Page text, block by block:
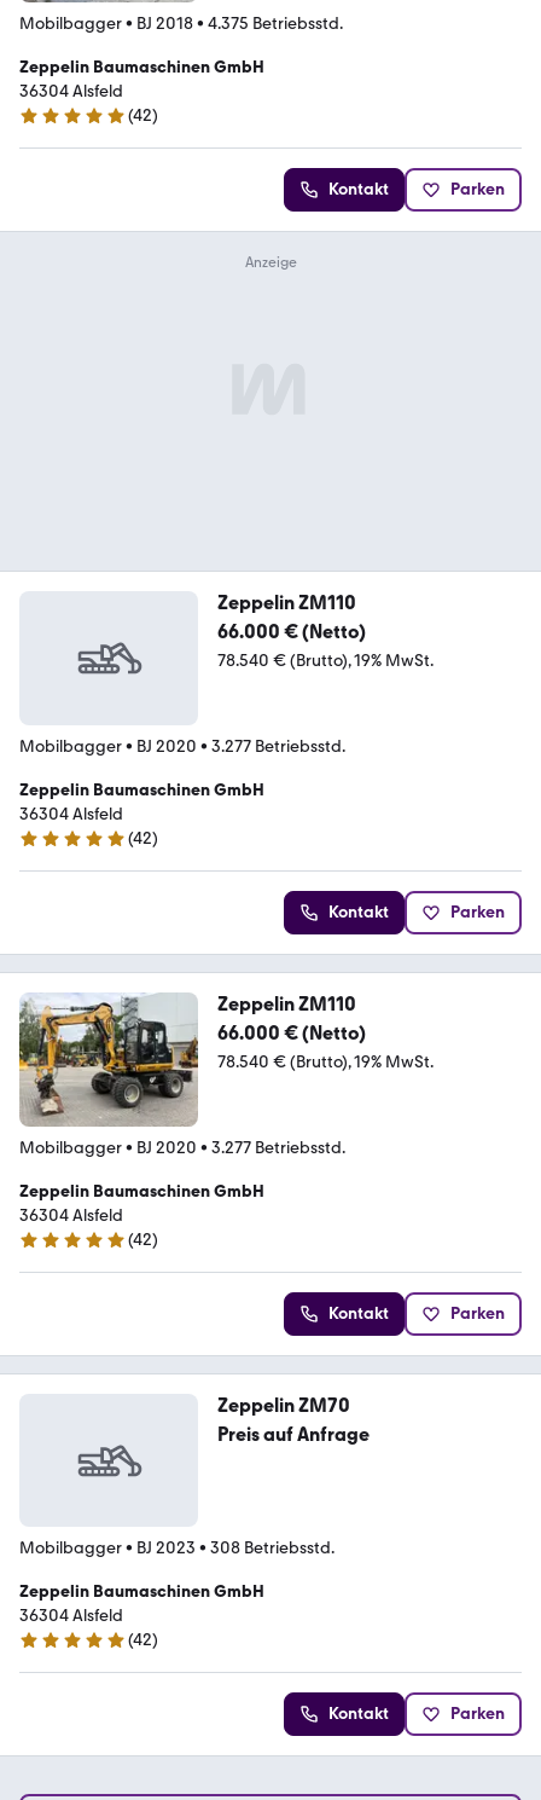
Mobilbagger• BJ 2018• 4.375 Betriebsstd.
Zeppelin Baumaschinen GmbH
36304 Alsfeld
5 Sterne
(42)
Kontakt Parken
Zeppelin ZM110
66.000 € (Netto)
78.540 € (Brutto) 19% MwSt.
Mobilbagger• BJ 2020 • 3.277 Betriebsstd.
Zeppelin Baumaschinen GmbH
36304 Alsfeld
5 Sterne
(42)
Kontakt Parken
Zeppelin ZM110
66.000 € (Netto)
78.540 € (Brutto) 19% MwSt.
Mobilbagger• BJ 2020 • 3.277 Betriebsstd.
Zeppelin Baumaschinen GmbH
36304 Alsfeld
5 Sterne
(42)
Kontakt Parken
Zeppelin ZM70
Preis auf Anfrage
Mobilbagger• BJ 2023 • 308 Betriebsstd.
Zeppelin Baumaschinen GmbH
36304 Alsfeld
5 Sterne
(42)
Kontakt Parken